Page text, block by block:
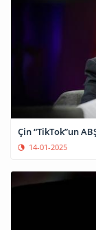
Çin “TikTok”un
14-01-2025